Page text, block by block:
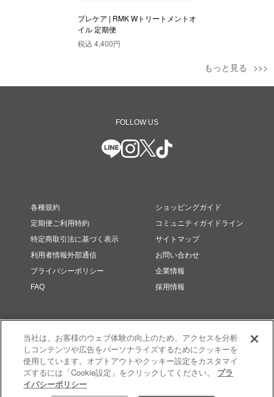
プレケア | RMK Wトリートメントオ
イル 定期便
税込 4,400円
もっと見る
FOLLOW US
各種規約
定期便ご利用特約
特定商取引法に基づく表示
利用者情報外部通信
プライバシーポリシー
FAQ
ショッピングガイド
コミュニティガイドライン
サイトマップ
お問い合わせ
企業情報
採用情報
当社は、お客様のウェブ体験の向上のため、アクセスを分析
しコンテンツや広告をパーソナライズするためにクッキーを
使用しています。オプトアウトやクッキー設定をカスタマイ
ズするには「Cookie設定」をクリックしてください。 プラ
イバシーポリシー